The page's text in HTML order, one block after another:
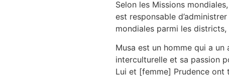
Selon les Missions
est responsable
mondiales parmi les
Musa est un homme qui a
interculturelle et sa passion
Lui et [femme] Prudence ont